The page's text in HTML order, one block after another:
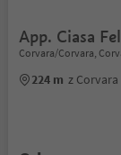
App. Ciasa
Corvara/Corvara,
224 m z